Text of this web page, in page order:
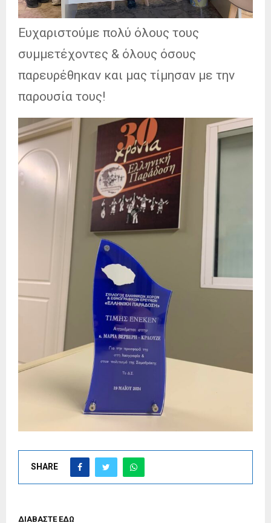
Ευχαριστούμε πολύ όλους τους
συμμετέχοντες & όλους όσους
παρευρέθηκαν και μας τίμησαν με την
παρουσία τους!
SHARE
ΔΙΑΒΑΣΤΕ ΕΔΩ